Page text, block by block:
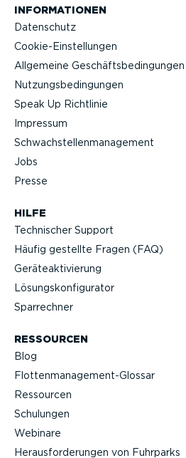
HILFE
Technischer Support
Häufig gestellte Fragen (FAQ)
Geräteak­ti­vierung
Lösungs­kon­fi­gu­rator
Sparrechner
RESSOURCEN
Blog
Flotten­management-Glossar
Ressourcen
Schulungen
Webinare
Heraus­for­de­rungen von Fuhrparks
INFOR­MA­TIONEN
Datenschutz
Cookie-Ein­stel­lungen
Allgemeine Geschäfts­be­din­gungen
Nutzungs­be­din­gungen
Speak Up Richtlinie
Impressum
Schwach­stel­len­ma­nagement
Jobs
Presse